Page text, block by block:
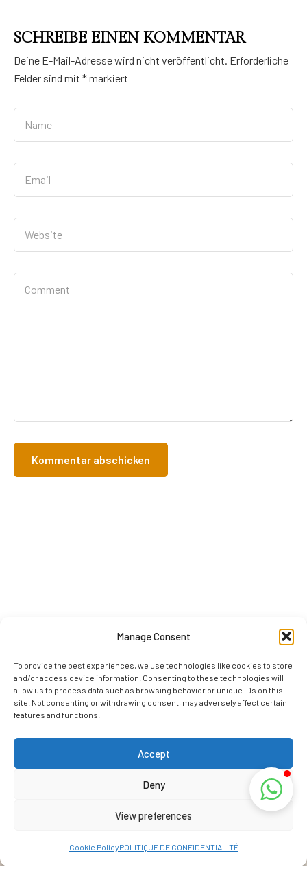
Manage Consent
To provide the best experiences, we use technologies like cookies to store
and/or access device information. Consenting to these technologies will
allow us to process data such as browsing behavior or unique IDs on this
site. Not consenting or withdrawing consent, may adversely affect certain
features and functions.
Accept
Deny
View preferences
Cookie PolicyPOLITIQUE DE CONFIDENTIALITÉ
SCHREIBE EINEN KOMMENTAR
Deine E-Mail-Adresse wird nicht veröffentlicht. Erforderliche
Felder sind mit *markiert